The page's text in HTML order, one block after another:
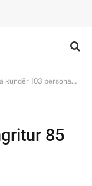
103 personave
85